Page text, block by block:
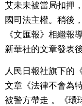
艾未未被當局扣押
國司法主權。稍後
《文匯報》相繼報
新華社的文章發表
人民日報社旗下的
文章《法律不會為
被警方帶走 。《環